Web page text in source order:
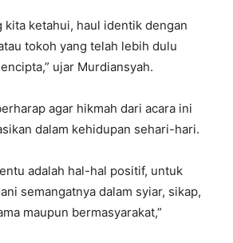
kita ketahui, haul identik dengan
tokoh yang telah lebih dulu
ujar Murdiansyah.
agar hikmah dari acara ini
dalam kehidupan sehari-hari.
adalah hal-hal positif, untuk
semangatnya dalam syiar, sikap,
maupun bermasyarakat,”